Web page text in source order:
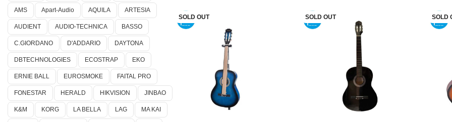
AMS Apart-Audio AQUILA ARTESIA
AUDIENT AUDIO-TECHNICA BASSO
C.GIORDANO D'ADDARIO DAYTONA
DBTECHNOLOGIES ECOSTRAP EKO
ERNIE BALL EUROSMOKE FAITAL PRO
FONESTAR HERALD HIKVISION JINBAO
K&M KORG LA BELLA LAG MA KAI
SOLD OUT SOLD OUT SOLD